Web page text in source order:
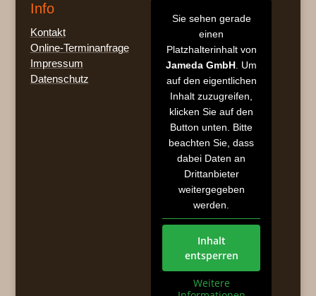
Info
Kontakt
Online-Terminanfrage
Impressum
Datenschutz
Sie sehen gerade
einen
Platzhalterinhalt von
Jameda GmbH . Um
auf den eigentlichen
Inhalt zuzugreifen,
klicken Sie auf den
Button unten. Bitte
beachten Sie, dass
dabei Daten an
Drittanbieter
weitergegeben
werden.
Inhalt
entsperren
Weitere